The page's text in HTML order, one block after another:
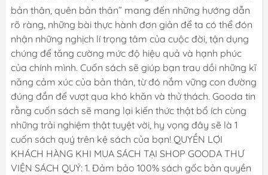
bản thân, quên bản thân” mang đến những hướng dẫn
rõ ràng, những bài thực hành đơn giản để ta có thể đón
nhận những nghịch lí trọng tâm của cuộc đời, tận dụng
chúng để tăng cường mức độ hiệu quả và hạnh phúc
của chính mình. Cuốn sách sẽ giúp bạn trau dồi những kĩ
năng cảm xúc của bản thân, từ đó nắm vững con đường
đúng đắn để vượt qua khó khăn và thử thách. Gooda tin
rằng cuốn sách sẽ mang lại kiến thức thật bổ ích cùng
những trải nghiệm thật tuyệt vời, hy vọng đây sẽ là 1
cuốn sách quý trên kệ sách của bạn! QUYỀN LỢI
KHÁCH HÀNG KHI MUA SÁCH TẠI SHOP GOODA THƯ
VIỆN SÁCH QUÝ: 1. Đảm bảo 100% sách gốc bản quyền